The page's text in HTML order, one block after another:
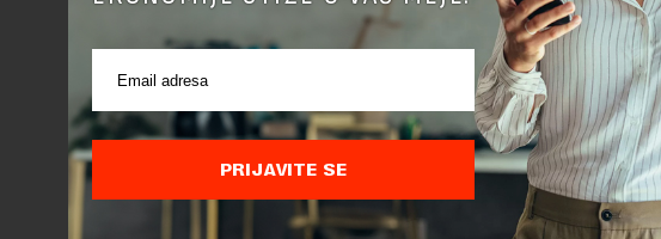
„Ako vidimo o kolikom broju ljudi je reč, to je negde oko tri
da su to veoma dobre vesti i mi to možemo da uradimo
stanju javnih finansija,“ rekao je Vučić
„Stotine miliona evra u pronatalitetnu
Pored navedene pomoći, roditeljima ostaje i postojeća finansijska
dete od po 10.000 dinara mesečno u trajanju od dve godine, dok će
PRIJAVITE SE